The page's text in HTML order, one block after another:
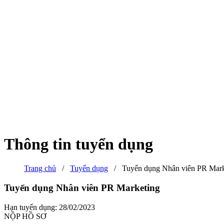
Thông tin tuyển dụng
Trang chủ / Tuyển dụng / Tuyển dụng Nhân viên PR
Tuyển dụng Nhân viên PR Marketing
Hạn tuyển dụng: 28/02/2023
NỘP HỒ SƠ